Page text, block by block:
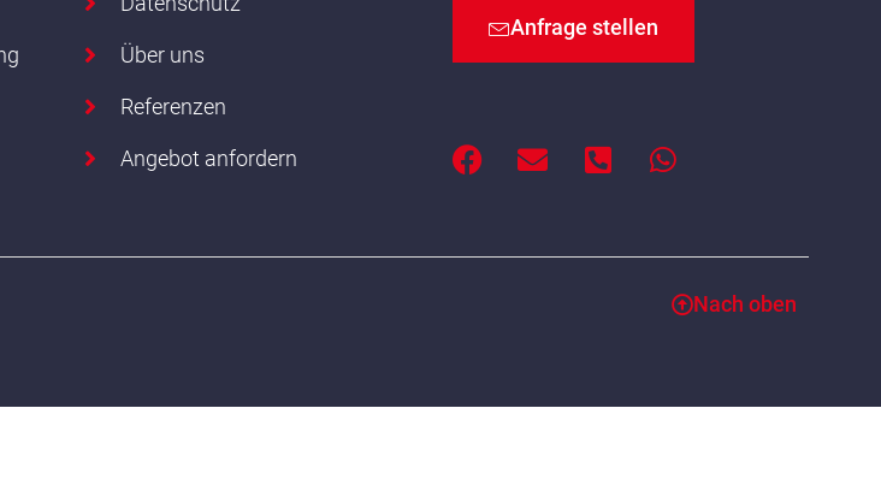
Über uns
Referenzen
Angebot anfordern
Anfrage stellen
Nach oben